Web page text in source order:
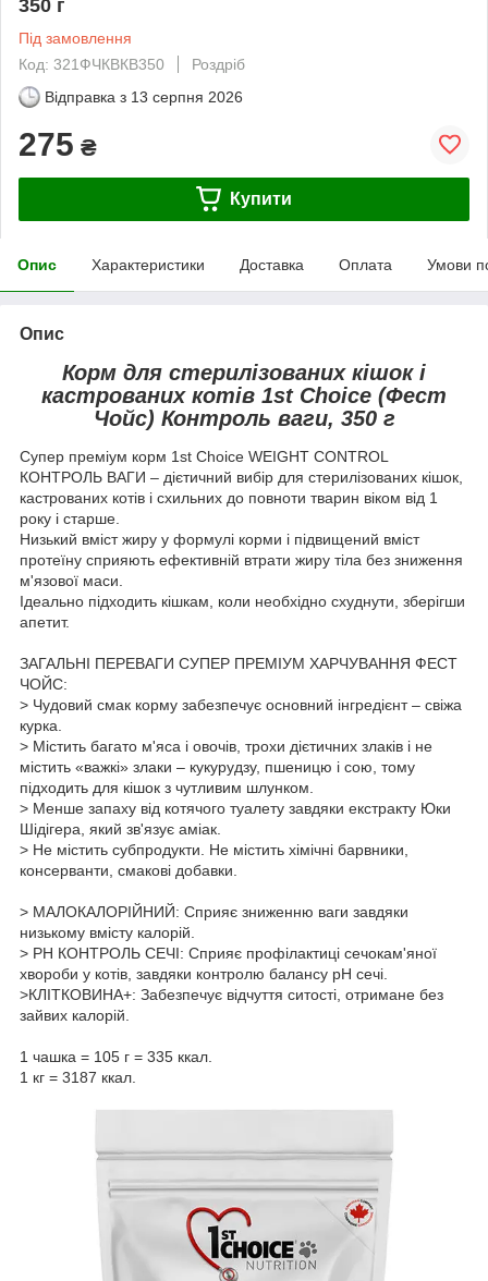
350 г
Під замовлення
Код: 321ФЧКВКВ350
Роздріб
Відправка з 13 серпня 2026
275 ₴
Купити
Опис Характеристики Доставка Оплата Умови
Опис
Корм для стерилізованих кішок і
кастрованих котів 1st Choice (Фест
Чойс) Контроль ваги, 350 г
Супер преміум корм 1st Choice WEIGHT CONTROL
КОНТРОЛЬ ВАГИ – дієтичний вибір для стерилізованих кішок,
кастрованих котів і схильних до повноти тварин віком від 1
року і старше.
Низький вміст жиру у формулі корми і підвищений вміст
протеїну сприяють ефективній втрати жиру тіла без зниження
м'язової маси.
Ідеально підходить кішкам, коли необхідно схуднути, зберігши
апетит.
ЗАГАЛЬНІ ПЕРЕВАГИ СУПЕР ПРЕМІУМ ХАРЧУВАННЯ ФЕСТ
ЧОЙС:
> Чудовий смак корму забезпечує основний інгредієнт – свіжа
курка.
> Містить багато м'яса і овочів, трохи дієтичних злаків і не
містить «важкі» злаки – кукурудзу, пшеницю і сою, тому
підходить для кішок з чутливим шлунком.
> Менше запаху від котячого туалету завдяки екстракту Юки
Шідігера, який зв'язує аміак.
> Не містить субпродукти. Не містить хімічні барвники,
консерванти, смакові добавки.
> МАЛОКАЛОРІЙНИЙ: Сприяє зниженню ваги завдяки
низькому вмісту калорій.
> РН КОНТРОЛЬ СЕЧІ: Сприяє профілактиці сечокам'яної
хвороби у котів, завдяки контролю балансу рН сечі.
>КЛІТКОВИНА+: Забезпечує відчуття ситості, отримане без
зайвих калорій.
1 чашка = 105 г = 335 ккал.
1 кг = 3187 ккал.